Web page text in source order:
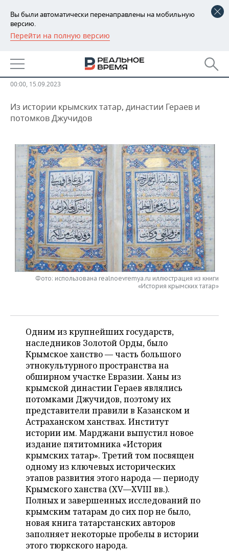
Вы были автоматически перенаправлены на мобильную
версию.
Перейти на полную версию
РЕГИОНЫ
БАШКОРТОСТАН
ТАТАРСТАН
УДМУРТИЯ
НОВОСТИ
АНАЛИТИКА
НОВОСТИ АНАЛИТИКИ
КОРОЛИ ГОСЗАКАЗА ПФО
ВУЗЫ ТАТАРСТАНА
КОМУ ПРИНАДЛЕЖАТ
ТОРГОВЫЕ ЦЕНТРЫ
ТАТАРСТАНА
ЭКОНОМИКА
ФИНАНСЫ
БАНКИ
БЮДЖЕТ
ИНВЕСТИЦИИ
НОВОСТИ
ПРОМЫШЛЕННОСТИ
АГРОПРОМ
МАШИНОСТРОЕНИЕ
НЕФТЕХИМИЯ
НЕФТЬ
НЕДВИЖИМОСТЬ
НОВОСТИ НЕДВИЖИМОСТИ
АВТО
НОВОСТИ АВТО
БИЗНЕС
НОВОСТИ БИЗНЕСА
РОЗНИЧНАЯ ТОРГОВЛЯ
ТРАНСПОРТ
ТЕХНОЛОГИИ
НОВОСТИ ТЕХНОЛОГИЙ
IT
ТЕЛЕКОММУНИКАЦИИ
МЕРОПРИЯТИЯ
НОВОСТИ МЕРОПРИЯТИЙ
БИЗНЕС-БРАНЧИ
ONLINE-КОНФЕРЕНЦИИ
ОТКРЫТАЯ ЛЕКЦИЯ
СПОРТ
ФУТБОЛ
ХОККЕЙ
БАСКЕТБОЛ
ВОЛЕЙБОЛ
КИБЕРСПОРТ
ФИГУРНОЕ КАТАНИЕ
ВОДНЫЕ ВИДЫ СПОРТА
ХОККЕЙ С МЯЧОМ
НОВОСТИ ОБЩЕСТВА
ВЛАСТЬ
ИНФРАСТРУКТУРА
ИСТОРИЯ
КУЛЬТУРА
МЕДИЦИНА
ОБРАЗОВАНИЕ
ПРОИСШЕСТВИЯ
ФОТОГАЛЕРЕЯ
СЮЖЕТЫ
СПРАВОЧНИК
СПИСОК ПЕРСОН
СПИСОК КОМПАНИЙ
ПОЛНАЯ ВЕРСИЯ
Исламская книжность в Крыму
00:00, 15.09.2023
Из истории крымских татар, династии Гераев и
потомков Джучидов
Фото: использована realnoevremya.ru иллюстрация из книги
«История крымских татар»
Одним из крупнейших государств,
наследников Золотой Орды, было
Крымское ханство — часть большого
этнокультурного пространства на
обширном участке Евразии. Ханы из
крымской династии Гераев являлись
потомками Джучидов, поэтому их
представители правили в Казанском и
Астраханском ханствах. Институт
истории им. Марджани выпустил новое
издание пятитомника «История
крымских татар». Третий том посвящен
одному из ключевых исторических
этапов развития этого народа — периоду
Крымского ханства (XV—XVIII вв.).
Полных и завершенных исследований по
крымским татарам до сих пор не было,
новая книга татарстанских авторов
заполняет некоторые пробелы в истории
этого тюркского народа.